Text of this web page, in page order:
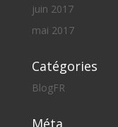
juin 2017
mai 2017
Catégories
BlogFR
Méta